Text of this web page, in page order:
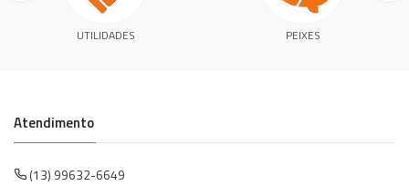
UTILIDADES PEIXES
Atendimento
(13) 99632-6649